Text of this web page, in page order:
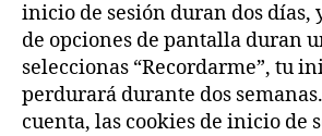
inicio de sesión duran dos días,
de opciones de pantalla duran
seleccionas “Recordarme”, tu
perdurará durante dos
cuenta, las cookies de inicio de